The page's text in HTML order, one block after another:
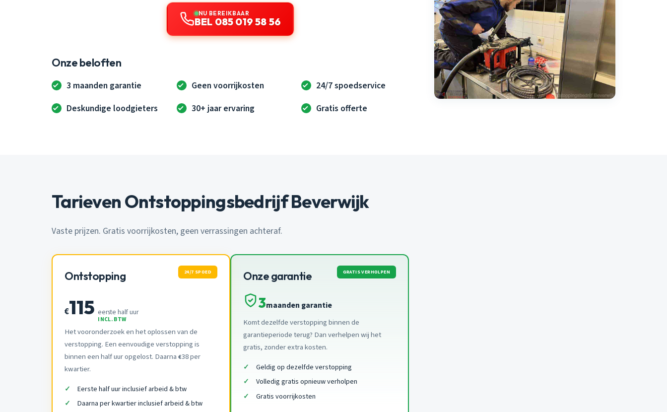
NU BEREIKBAAR
BEL 085 019 58 56
Onze beloften
3 maanden garantie Geen voorrijkosten
24/7 spoedservice
Deskundige loodgieters
30+ jaar ervaring Gratis offerte
Tarieven Ontstoppingsbedrijf Beverwijk
Vaste prijzen. Gratis voorrijkosten, geen verrassingen achteraf.
Ontstopping 24/7 SPOED
€115 eerste half uur
INCL. BTW
Het vooronderzoek en het oplossen van de
verstopping. Een eenvoudige verstopping is
binnen een half uur opgelost. Daarna €38 per
kwartier.
Eerste half uur inclusief arbeid & btw
Daarna per kwartier inclusief arbeid & btw
Onze garantie GRATIS VERHOLPEN
3maanden garantie
Komt dezelfde verstopping binnen de
garantieperiode terug? Dan verhelpen wij het
gratis, zonder extra kosten.
Geldig op dezelfde verstopping
Volledig gratis opnieuw verholpen
Gratis voorrijkosten